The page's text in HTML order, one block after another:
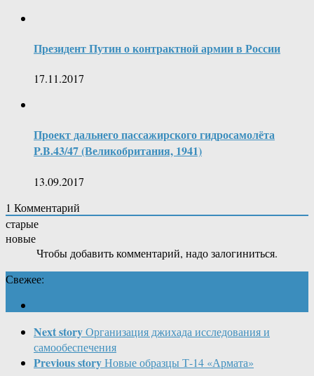
Президент Путин о контрактной армии в России
17.11.2017
Проект дальнего пассажирского гидросамолёта
P.B.43/47 (Великобритания, 1941)
13.09.2017
1 Комментарий
старые
новые
Чтобы добавить комментарий, надо залогиниться.
Свежее:
Next storyОрганизация джихада исследования и
самообеспечения
Previous storyНовые образцы Т-14 «Армата»